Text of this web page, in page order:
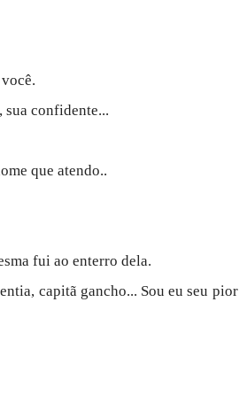
sua confidente...
que atendo..
fui ao enterro dela.
capitã gancho... Sou eu seu pior